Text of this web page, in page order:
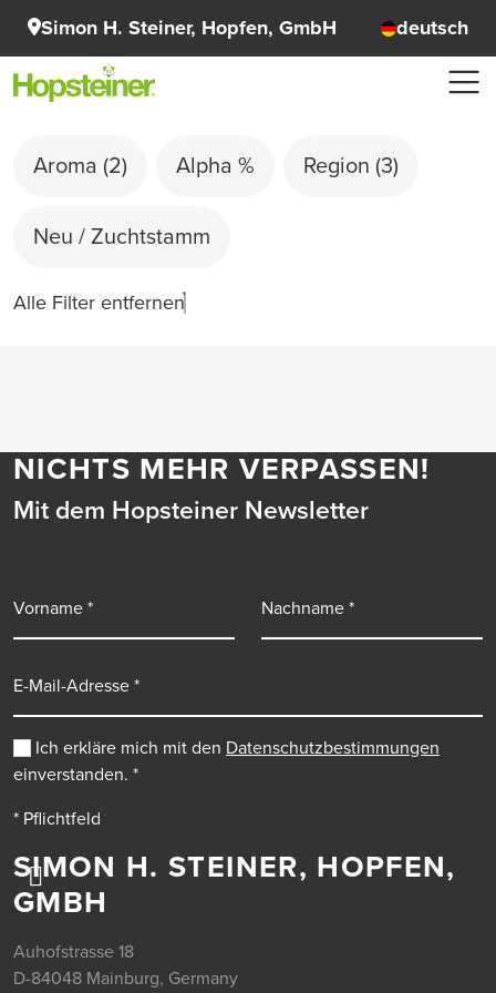
Simon H. Steiner, Hopfen, GmbH deutsch
Aroma (2) Alpha % Region (3)
Neu / Zuchtstamm
Alle Filter entfernen
SIMON H. STEINER, HOPFEN,
GMBH
Auhofstrasse 18
D-84048 Mainburg, Germany
NICHTS MEHR VERPASSEN!
Mit dem Hopsteiner Newsletter
Ich erkläre mich mit den Datenschutzbestimmungen
einverstanden. *
* Pflichtfeld